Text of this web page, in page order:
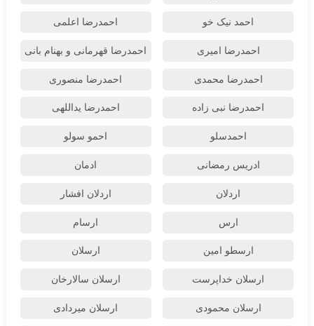
احمد نیک خو احمدرضا اعلمی
احمدرضا امیری احمدرضا قهرمانی و بهنام بانی
احمدرضا محمدی احمدرضا منصوری
احمدرضا نبی زاده احمدرضا یداللهی
احمدسلو احمو سولو
ادریس رمضانی ادمان
اردلان اردلان افشار
ارس ارسام
ارسطو امین ارسلان
ارسلان خداپرست ارسلان سالارخان
ارسلان محمودی ارسلان میردادی